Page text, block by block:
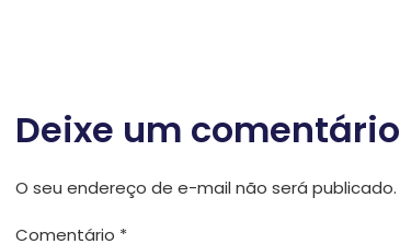
Deixe um comentário
O seu endereço de e-mail não será publicado.
Comentário *